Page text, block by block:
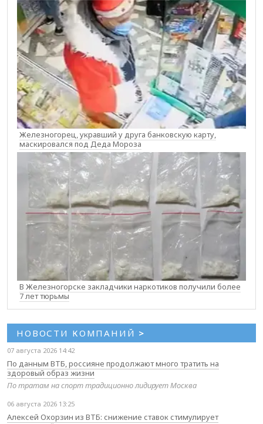
Железногорец, укравший у друга банковскую карту,
маскировался под Деда Мороза
В Железногорске закладчики наркотиков получили более
7 лет тюрьмы
НОВОСТИ КОМПАНИЙ >
07 августа 2026 14:42
По данным ВТБ, россияне продолжают много тратить на
здоровый образ жизни
По тратам на спорт традиционно лидирует Москва
06 августа 2026 13:25
Алексей Охорзин из ВТБ: снижение ставок стимулирует